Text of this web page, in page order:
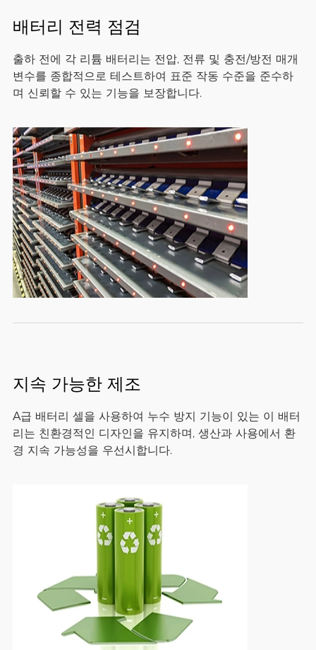
배터리 전력 점검
출하 전에 각 리튬 배터리는 전압, 전류 및 충전/방전 매개
변수를 종합적으로 테스트하여 표준 작동 수준을 준수하
며 신뢰할 수 있는 기능을 보장합니다.
지속 가능한 제조
A급 배터리 셀을 사용하여 누수 방지 기능이 있는 이 배터
리는 친환경적인 디자인을 유지하며, 생산과 사용에서 환
경 지속 가능성을 우선시합니다.